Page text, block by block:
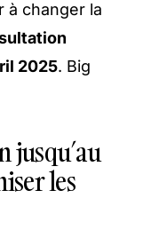
à changer la
2025. Big
jusqu’au
les